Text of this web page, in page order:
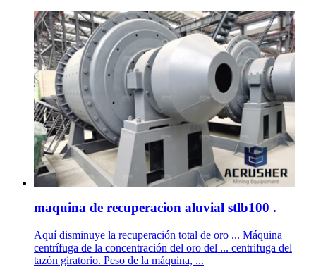
maquina de recuperacion aluvial stlb100 .
Aquí disminuye la recuperación total de oro ... Máquina
centrífuga de la concentración del oro del ... centrifuga del
tazón giratorio. Peso de la máquina, ...